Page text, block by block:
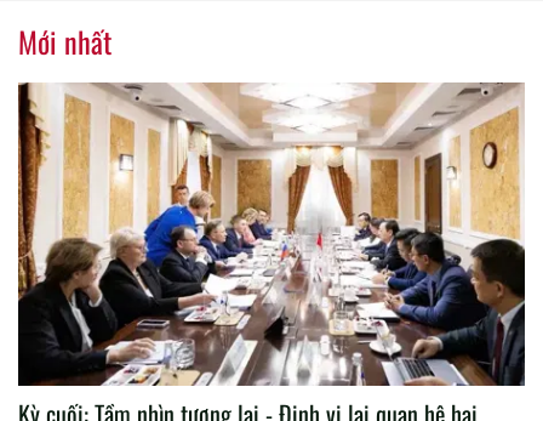
Mới nhất